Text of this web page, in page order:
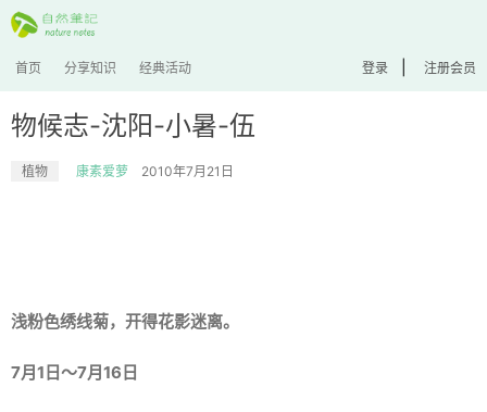
首页 分享知识 经典活动 登录 注册会员
物候志-沈阳-小暑-伍
植物 康素爱萝 2010年7月21日
浅粉色绣线菊，开得花影迷离。
7月1日～7月16日